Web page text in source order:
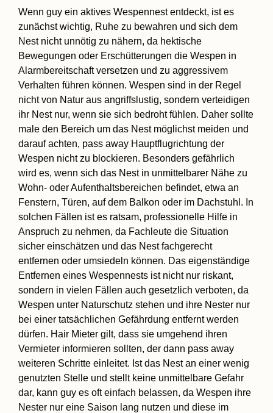
Wenn guy ein aktives Wespennest entdeckt, ist es
zunächst wichtig, Ruhe zu bewahren und sich dem
Nest nicht unnötig zu nähern, da hektische
Bewegungen oder Erschütterungen die Wespen in
Alarmbereitschaft versetzen und zu aggressivem
Verhalten führen können. Wespen sind in der Regel
nicht von Natur aus angriffslustig, sondern verteidigen
ihr Nest nur, wenn sie sich bedroht fühlen. Daher sollte
male den Bereich um das Nest möglichst meiden und
darauf achten, pass away Hauptflugrichtung der
Wespen nicht zu blockieren. Besonders gefährlich
wird es, wenn sich das Nest in unmittelbarer Nähe zu
Wohn- oder Aufenthaltsbereichen befindet, etwa an
Fenstern, Türen, auf dem Balkon oder im Dachstuhl. In
solchen Fällen ist es ratsam, professionelle Hilfe in
Anspruch zu nehmen, da Fachleute die Situation
sicher einschätzen und das Nest fachgerecht
entfernen oder umsiedeln können. Das eigenständige
Entfernen eines Wespennests ist nicht nur riskant,
sondern in vielen Fällen auch gesetzlich verboten, da
Wespen unter Naturschutz stehen und ihre Nester nur
bei einer tatsächlichen Gefährdung entfernt werden
dürfen. Hair Mieter gilt, dass sie umgehend ihren
Vermieter informieren sollten, der dann pass away
weiteren Schritte einleitet. Ist das Nest an einer wenig
genutzten Stelle und stellt keine unmittelbare Gefahr
dar, kann guy es oft einfach belassen, da Wespen ihre
Nester nur eine Saison lang nutzen und diese im